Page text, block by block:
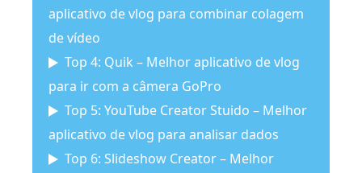
aplicativo de vlog para combinar colagem
de vídeo
Top 4: Quik – Melhor aplicativo de vlog
para ir com a câmera GoPro
Top 5: YouTube Creator Stuido – Melhor
aplicativo de vlog para analisar dados
Top 6: Slideshow Creator – Melhor